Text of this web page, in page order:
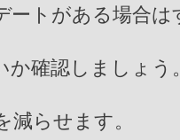
トがある場合は
確認しましょう。
らせます。